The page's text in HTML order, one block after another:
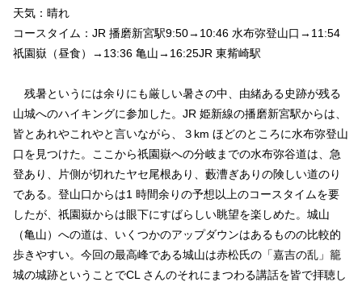
天気：晴れ
コースタイム：JR 播磨新宮駅9:50→10:46 水布弥登山口→11:54
祇園嶽（昼食）→13:36 亀山→16:25JR 東觜崎駅
残暑というには余りにも厳しい暑さの中、由緒ある史跡が残る
山城へのハイキングに参加した。JR 姫新線の播磨新宮駅からは、
皆とあれやこれやと言いながら、３km ほどのところに水布弥登山
口を見つけた。ここから祇園嶽への分岐までの水布弥谷道は、急
登あり、片側が切れたヤセ尾根あり、藪漕ぎありの険しい道のり
である。登山口からは1 時間余りの予想以上のコースタイムを要
したが、祇園嶽からは眼下にすばらしい眺望を楽しめた。城山
（亀山）への道は、いくつかのアップダウンはあるものの比較的
歩きやすい。今回の最高峰である城山は赤松氏の「嘉吉の乱」籠
城の城跡ということでCL さんのそれにまつわる講話を皆で拝聴し